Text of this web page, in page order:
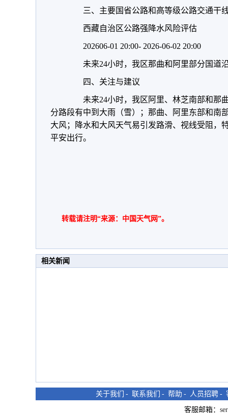
三、主要国省公路和高等级公路交通干
西藏自治区公路强降水风险评估
202606-01 20:00- 2026-06-02 20:00
未来24小时，我区那曲和阿里部分国道
四、关注与建议
未来24小时，我区阿里、林芝南部和那
分路段有中到大雨（雪）；那曲、阿里东部和南
大风；降水和大风天气易引发路滑、视线受阻，
平安出行。
转载请注明“来源：中国天气网”。
相关新闻
关于我们 - 联系我们 - 帮助 - 人员招聘 -
客服邮箱：